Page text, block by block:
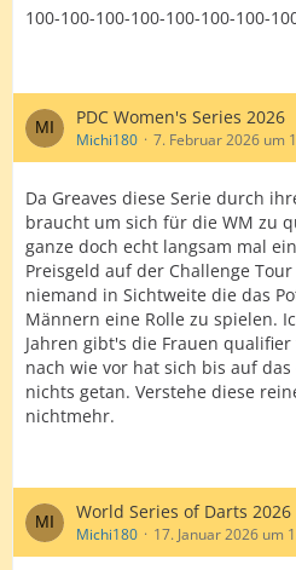
100-100-100-100-100-100-100-
PDC Women's Series 2026
Michi180 7. Februar 2026 um
Da Greaves diese Serie durch
braucht um sich für die WM zu
ganze doch echt langsam mal
Preisgeld auf der Challenge
niemand in Sichtweite die das
Männern eine Rolle zu spielen.
Jahren gibt's die Frauen qualifier
nach wie vor hat sich bis auf
nichts getan. Verstehe diese
nichtmehr.
World Series of Darts 2026
Michi180 17. Januar 2026 um